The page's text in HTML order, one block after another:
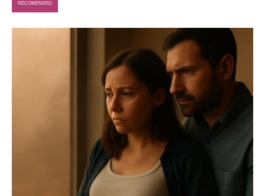
RECOMENDED